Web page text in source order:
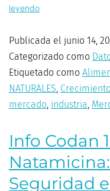
leyendo
Publicada el junio 14,
Categorizado como
Etiquetado como
NATURALES
mercado industria
Info Codan
Seguridad